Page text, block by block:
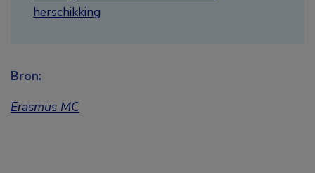
herschikking
Bron:
Erasmus MC